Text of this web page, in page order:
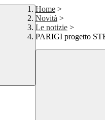
Home >
Novità >
Le notizie >
PARIGI progetto